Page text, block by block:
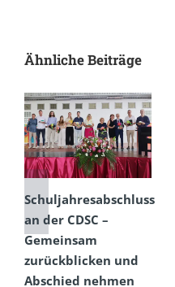
Ähnliche Beiträge
Schuljahresabschluss
an der CDSC –
Gemeinsam
zurückblicken und
Abschied nehmen